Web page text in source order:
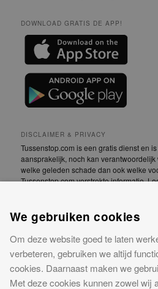
DOWNLOAD GRATIS DE APP!
DISCLAIMER & PRIVACY
Tussenstop.com is een gratis dienst en
aansprakelijk, noch kan
welke geleden schade dan ook welke
Tussenstop.com verstrekte informatie.
onzePrivacyverklaring.
CONTACT
Meer informatie over onze website of
Neem contact op
We gebruiken cookies
Om deze website goed te laten
verbeteren, gebruiken we altijd
cookies. Daarnaast maken we
Met deze cookies kunnen zowel wij